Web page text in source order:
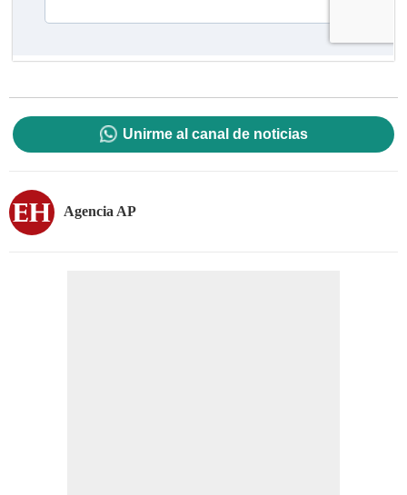
Unirme al canal de noticias
Agencia AP